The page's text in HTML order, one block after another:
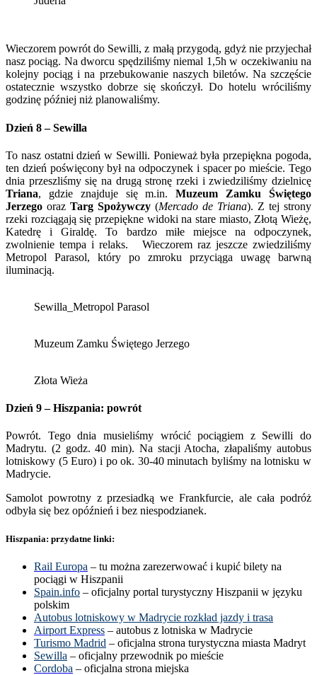
Wieczorem powrót do Sewilli, z małą przygodą, gdyż nie przyjechał
nasz pociąg. Na dworcu spędziliśmy niemal 1,5h w oczekiwaniu na
kolejny pociąg i na przebukowanie naszych biletów. Na szczęście
ostatecznie wszystko dobrze się skończył. Do hotelu wróciliśmy
godzinę później niż planowaliśmy.
Dzień 8 – Sewilla
To nasz ostatni dzień w Sewilli. Ponieważ była przepiękna pogoda,
ten dzień poświęcony był na odpoczynek i spacer po mieście. Tego
dnia przeszliśmy się na drugą stronę rzeki i zwiedziliśmy dzielnicę
Triana, gdzie znajduje się m.in.Muzeum Zamku Świętego
Jerzego oraz Targ Spożywczy (Mercado de Triana). Z tej strony
rzeki rozciągają się przepiękne widoki na stare miasto, Złotą Wieżę,
Katedrę i Giraldę. To bardzo miłe miejsce na odpoczynek,
zwolnienie tempa i relaks. Wieczorem raz jeszcze zwiedziliśmy
Metropol Parasol, który po zmroku przyciąga uwagę barwną
iluminacją.
Sewilla_Metropol Parasol
Muzeum Zamku Świętego Jerzego
Złota Wieża
Dzień 9 – Hiszpania: powrót
Powrót. Tego dnia musieliśmy wrócić pociągiem z Sewilli do
Madrytu. (2 godz. 40 min). Na stacji Atocha, złapaliśmy autobus
lotniskowy (5 Euro) i po ok. 30-40 minutach byliśmy na lotnisku w
Madrycie.
Samolot powrotny z przesiadką we Frankfurcie, ale cała podróż
odbyła się bez opóźnień i bez niespodzianek.
Hiszpania: przydatne linki:
Rail Europa – tu można zarezerwować i kupić bilety na
pociągi w Hiszpanii
Spain.info – oficjalny portal turystyczny Hiszpanii w języku
polskim
Autobus lotniskowy w Madrycie rozkład jazdy i trasa
Airport Express – autobus z lotniska w Madrycie
Turismo Madrid – oficjalna strona turystyczna miasta Madryt
Sewilla – oficjalny przewodnik po mieście
Cordoba – oficjalna strona miejska